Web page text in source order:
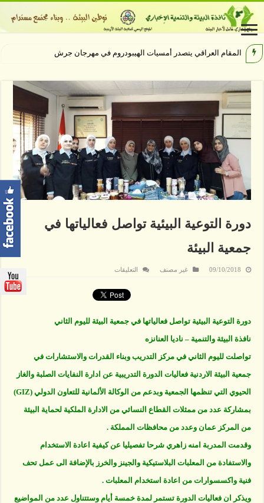
مهرجان جرش يختتم فعالي
دورة التوعية البيئية تواصل فعالياتها في
جمعية البيئة
09/10/2018 غير مصنف التعليقات
البيئية
تواصل
جمعية
دورة التوعية البيئية تواصل فعالياتها في جمعية البيئة لليوم الثاني
نافذة البيئة والتنمية – ناديا العنانزه
تواصلت لليوم الثاني في مركز التدريب وبناء القدرات والاستشارات في
جمعية البيئة الاردنية فعاليات الدورة التدريبية عن ادارة النفايات الصلبة والغاز
الحيوي التي تنظمها الجمعية وبدعم من الوكالة الألمانية للتعاون الدولي (GIZ)
بمشاركة عدد من ممثلات القطاع النسائي من الادارة الملكية لحماية البيئة
من المركز عمان وعدد من محافظات المملكة .
وقدمت المدربة امنه زاهري شرحا تفصيليا عن كيفية اعادة الاستخدام
والاستفادة من المعلبات البلاستيكية والجينز والخرز بالإضافة الى عمل تحف
فنية واكسسوارات من اعادة استخدام المعلبات .
ويذكر ان فعاليات الدورة تستمر لمدة خمسة أيام وستتناول عدد من المواضيع